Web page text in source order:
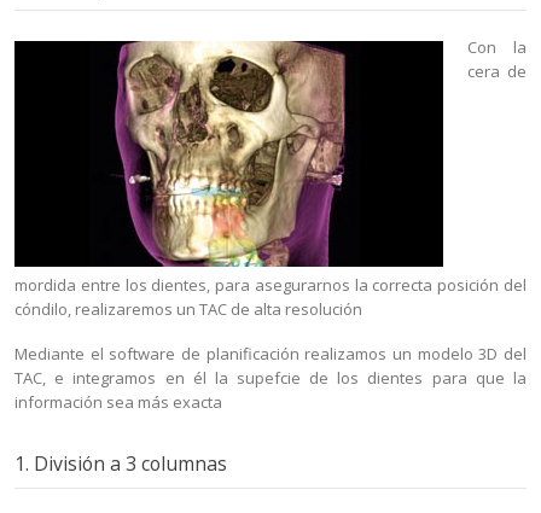
Con la
cera de
mordida entre los dientes, para asegurarnos la correcta posición del
cóndilo, realizaremos un TAC de alta resolución
Mediante el software de planificación realizamos un modelo 3D del
TAC, e integramos en él la supefcie de los dientes para que la
información sea más exacta
1. División a 3 columnas